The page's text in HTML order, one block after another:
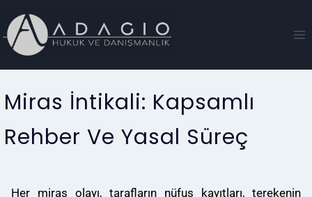
Miras İntikali: Kapsamlı
Rehber Ve Yasal Süreç
Her miras olayı, tarafların nüfus kayıtları, terekenin